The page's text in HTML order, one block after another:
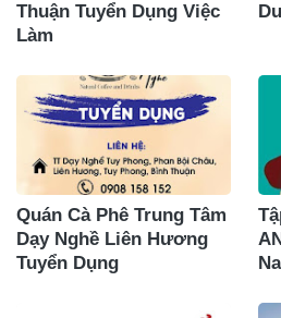
Thuận Tuyển Dụng Việc
Làm
Quán Cà Phê Trung Tâm
Dạy Nghề Liên Hương
Tuyển Dụng